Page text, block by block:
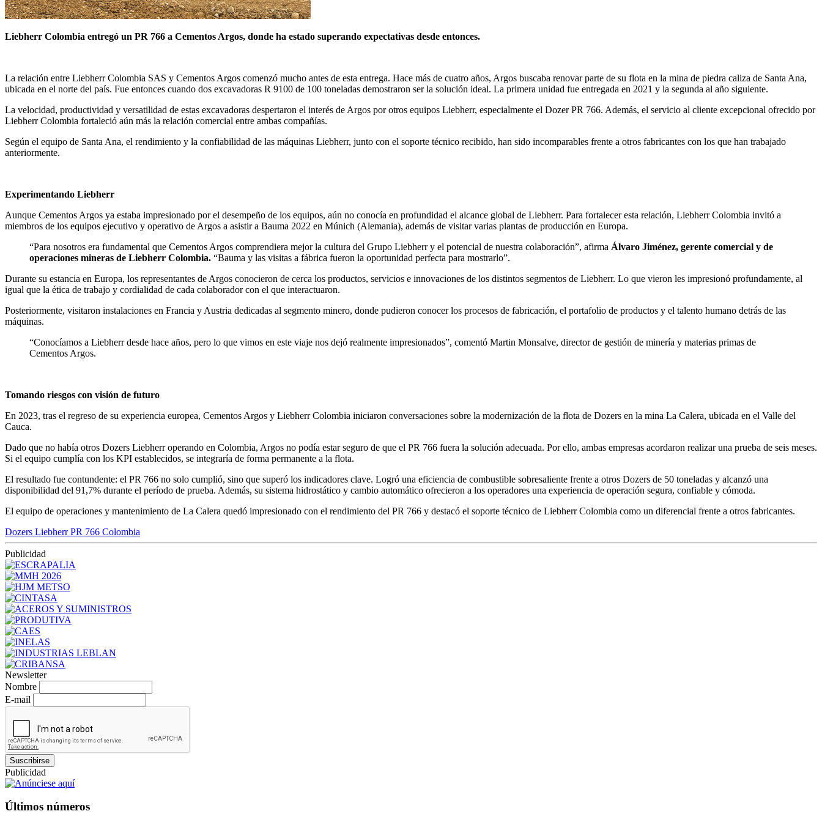
Liebherr Colombia entregó un PR 766 a Cementos Argos, donde ha estado superando expectativas desde entonces.
La relación entre Liebherr Colombia SAS y Cementos Argos comenzó mucho antes de esta entrega. Hace más de cuatro años, Argos buscaba renovar parte de su flota en la mina de piedra caliza de Santa Ana,
ubicada en el norte del país. Fue entonces cuando dos excavadoras R 9100 de 100 toneladas demostraron ser la solución ideal. La primera unidad fue entregada en 2021 y la segunda al año siguiente.
La velocidad, productividad y versatilidad de estas excavadoras despertaron el interés de Argos por otros equipos Liebherr, especialmente el Dozer PR 766. Además, el servicio al cliente excepcional ofrecido por
Liebherr Colombia fortaleció aún más la relación comercial entre ambas compañías.
Según el equipo de Santa Ana, el rendimiento y la confiabilidad de las máquinas Liebherr, junto con el soporte técnico recibido, han sido incomparables frente a otros fabricantes con los que han trabajado
anteriormente.
Experimentando Liebherr
Aunque Cementos Argos ya estaba impresionado por el desempeño de los equipos, aún no conocía en profundidad el alcance global de Liebherr. Para fortalecer esta relación, Liebherr Colombia invitó a
miembros de los equipos ejecutivo y operativo de Argos a asistir a Bauma 2022 en Múnich (Alemania), además de visitar varias plantas de producción en Europa.
“Para nosotros era fundamental que Cementos Argos comprendiera mejor la cultura del Grupo Liebherr y el potencial de nuestra colaboración”, afirma Álvaro Jiménez, gerente comercial y de
operaciones mineras de Liebherr Colombia. “Bauma y las visitas a fábrica fueron la oportunidad perfecta para mostrarlo”.
Durante su estancia en Europa, los representantes de Argos conocieron de cerca los productos, servicios e innovaciones de los distintos segmentos de Liebherr. Lo que vieron les impresionó profundamente, al
igual que la ética de trabajo y cordialidad de cada colaborador con el que interactuaron.
Posteriormente, visitaron instalaciones en Francia y Austria dedicadas al segmento minero, donde pudieron conocer los procesos de fabricación, el portafolio de productos y el talento humano detrás de las
máquinas.
“Conocíamos a Liebherr desde hace años, pero lo que vimos en este viaje nos dejó realmente impresionados”, comentó Martin Monsalve, director de gestión de minería y materias primas de
Cementos Argos.
Tomando riesgos con visión de futuro
En 2023, tras el regreso de su experiencia europea, Cementos Argos y Liebherr Colombia iniciaron conversaciones sobre la modernización de la flota de Dozers en la mina La Calera, ubicada en el Valle del
Cauca.
Dado que no había otros Dozers Liebherr operando en Colombia, Argos no podía estar seguro de que el PR 766 fuera la solución adecuada. Por ello, ambas empresas acordaron realizar una prueba de seis meses.
Si el equipo cumplía con los KPI establecidos, se integraría de forma permanente a la flota.
El resultado fue contundente: el PR 766 no solo cumplió, sino que superó los indicadores clave. Logró una eficiencia de combustible sobresaliente frente a otros Dozers de 50 toneladas y alcanzó una
disponibilidad del 91,7% durante el período de prueba. Además, su sistema hidrostático y cambio automático ofrecieron a los operadores una experiencia de operación segura, confiable y cómoda.
El equipo de operaciones y mantenimiento de La Calera quedó impresionado con el rendimiento del PR 766 y destacó el soporte técnico de Liebherr Colombia como un diferencial frente a otros fabricantes.
Dozers LiebherrPR 766 Colombia
Publicidad
Newsletter
Nombre
E-mail
Suscribirse
Publicidad
Últimos números